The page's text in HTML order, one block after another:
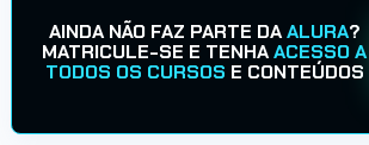
AINDA NÃO FAZ PARTE DAALURA?
MATRICULE-SE E TENHAACESSO A
TODOS OS CURSOS E CONTEÚDOS